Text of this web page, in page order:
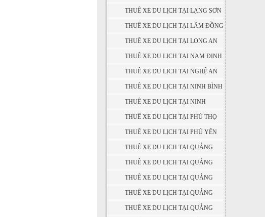
THUÊ XE DU LỊCH TẠI LẠNG SƠN
THUÊ XE DU LỊCH TẠI LÂM ĐỒNG
THUÊ XE DU LỊCH TẠI LONG AN
THUÊ XE DU LỊCH TẠI NAM ĐỊNH
THUÊ XE DU LỊCH TẠI NGHỆ AN
THUÊ XE DU LỊCH TẠI NINH BÌNH
THUÊ XE DU LỊCH TẠI NINH
THUẬN
THUÊ XE DU LỊCH TẠI PHÚ THỌ
THUÊ XE DU LỊCH TẠI PHÚ YÊN
THUÊ XE DU LỊCH TẠI QUẢNG
BÌNH
THUÊ XE DU LỊCH TẠI QUẢNG
NAM
THUÊ XE DU LỊCH TẠI QUẢNG
NGÃI
THUÊ XE DU LỊCH TẠI QUẢNG
NINH
THUÊ XE DU LỊCH TẠI QUẢNG